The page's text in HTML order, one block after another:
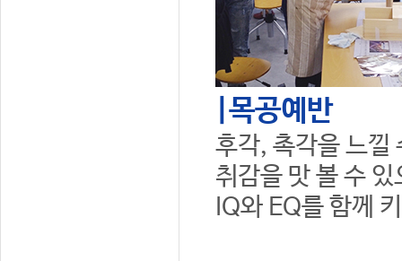
|목공예반
후각, 촉각을 느낄
취감을 맛 볼 수 있
IQ와 EQ를 함께